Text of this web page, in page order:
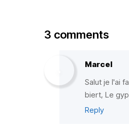
3 comments
Marcel
Salut je l'ai
biert, Le
Reply